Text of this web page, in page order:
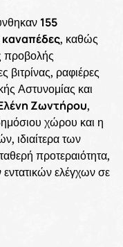
155
καναπέδες, καθώς
προβολής
ραφιέρες
Αστυνομίας και
Ζωντήρου,
χώρου και η
ιδιαίτερα των
προτεραιότητα,
ελέγχων σε